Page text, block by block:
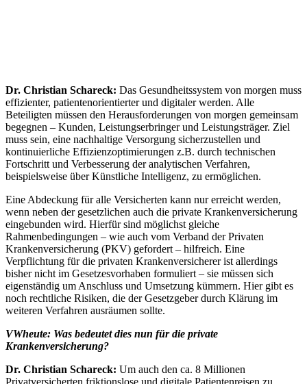
Dr. Christian Schareck: Das Gesundheitssystem von morgen muss
effizienter, patientenorientierter und digitaler werden. Alle
Beteiligten müssen den Herausforderungen von morgen gemeinsam
begegnen – Kunden, Leistungserbringer und Leistungsträger. Ziel
muss sein, eine nachhaltige Versorgung sicherzustellen und
kontinuierliche Effizienzoptimierungen z.B. durch technischen
Fortschritt und Verbesserung der analytischen Verfahren,
beispielsweise über Künstliche Intelligenz, zu ermöglichen.
Eine Abdeckung für alle Versicherten kann nur erreicht werden,
wenn neben der gesetzlichen auch die private Krankenversicherung
eingebunden wird. Hierfür sind möglichst gleiche
Rahmenbedingungen – wie auch vom Verband der Privaten
Krankenversicherung (PKV) gefordert – hilfreich. Eine
Verpflichtung für die privaten Krankenversicherer ist allerdings
bisher nicht im Gesetzesvorhaben formuliert – sie müssen sich
eigenständig um Anschluss und Umsetzung kümmern. Hier gibt es
noch rechtliche Risiken, die der Gesetzgeber durch Klärung im
weiteren Verfahren ausräumen sollte.
VWheute: Was bedeutet dies nun für die private
Krankenversicherung?
Dr. Christian Schareck: Um auch den ca. 8 Millionen